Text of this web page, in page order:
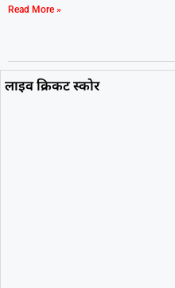
Read More »
लाइव क्रिकट स्कोर